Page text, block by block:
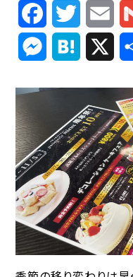
FacebookTwitter
Messenger
Hatena